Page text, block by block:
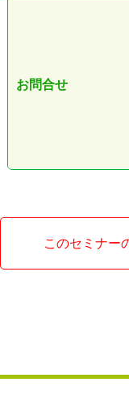
お問合せ
このセミナー